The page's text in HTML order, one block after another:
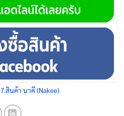
7.สินค้า นาคี (Nakee)